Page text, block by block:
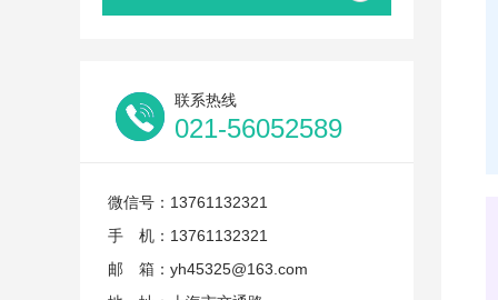
联系热线
021-56052589
微信号：13761132321
手 机：13761132321
邮 箱：yh45325@163.com